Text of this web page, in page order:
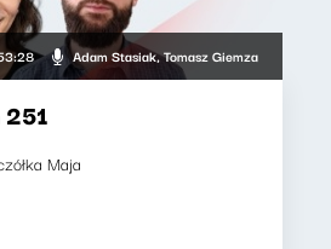
Adam Stasiak, Tomasz Giemza
Maja